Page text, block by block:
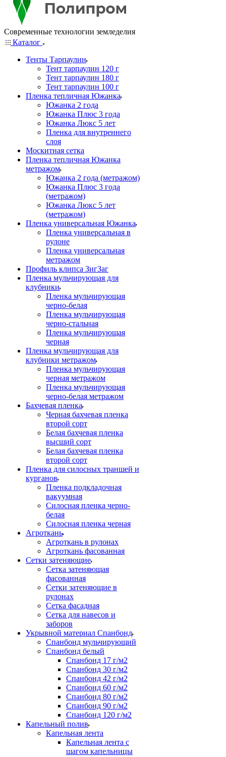
Современные технологии земледелия
Каталог
Тенты Тарпаулин
Тент тарпаулин 120 г
Тент тарпаулин 180 г
Тент тарпаулин 100 г
Пленка тепличная Южанка
Южанка 2 года
Южанка Плюс 3 года
Южанка Люкс 5 лет
Пленка для внутреннего
слоя
Москитная сетка
Пленка тепличная Южанка
метражом
Южанка 2 года (метражом)
Южанка Плюс 3 года
(метражом)
Южанка Люкс 5 лет
(метражом)
Пленка универсальная Южанка
Пленка универсальная в
рулоне
Пленка универсальная
метражом
Профиль клипса ЗигЗаг
Пленка мульчирующая для
клубники
Пленка мульчирующая
черно-белая
Пленка мульчирующая
черно-стальная
Пленка мульчирующая
черная
Пленка мульчирующая для
клубники метражом
Пленка мульчирующая
черная метражом
Пленка мульчирующая
черно-белая метражом
Бахчевая пленка
Черная бахчевая пленка
второй сорт
Белая бахчевая пленка
высший сорт
Белая бахчевая пленка
второй сорт
Пленка для силосных траншей и
курганов
Пленка подкладочная
вакуумная
Силосная пленка черно-
белая
Силосная пленка черная
Агроткань
Агроткань в рулонах
Агроткань фасованная
Сетки затеняющие
Сетка затеняющая
фасованная
Сетки затеняющие в
рулонах
Сетка фасадная
Сетка для навесов и
заборов
Укрывной материал Спанбонд
Спанбонд мульчирующий
Спанбонд белый
Спанбонд 17 г/м2
Спанбонд 30 г/м2
Спанбонд 42 г/м2
Спанбонд 60 г/м2
Спанбонд 80 г/м2
Спанбонд 90 г/м2
Спанбонд 120 г/м2
Капельный полив
Капельная лента
Капельная лента с
шагом капельницы